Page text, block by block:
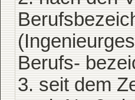
Berufs-
3. seit dem